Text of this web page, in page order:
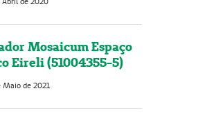
Mosaicum Espaço
Eireli (51004355-5)
Maio de 2021